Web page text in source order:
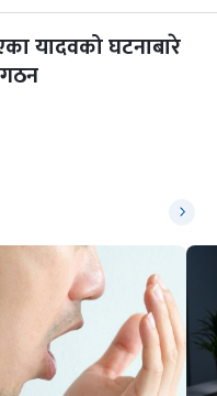
यादवको घटनाबारे